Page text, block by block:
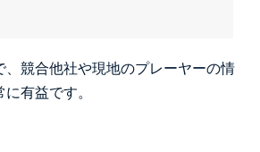
、競合他社や現地のプレーヤーの情
有益です。